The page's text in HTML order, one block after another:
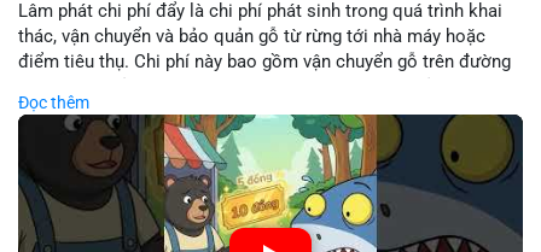
Lâm phát chi phí đẩy là chi phí phát sinh trong quá trình khai
thác, vận chuyển và bảo quản gỗ từ rừng tới nhà máy hoặc
điểm tiêu thụ. Chi phí này bao gồm vận chuyển gỗ trên đường
điều kiện địa hình. Việc hiểu rõ chi phí đẩy giúp doanh nghiệp
lâm nghiệp tối ưu hoá chuỗi cung ứng và kiểm soát lợi nhuận.
🎥 Xem video trực tiếp tại:
Nguồn: Cú Thông Thái
Đọc thêm